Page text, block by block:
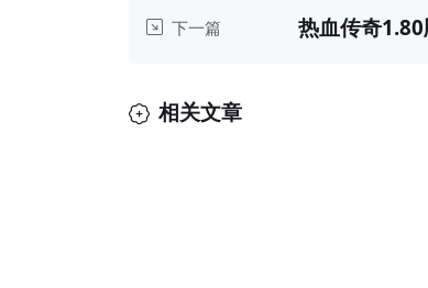
下一篇
热血传奇
相关文章